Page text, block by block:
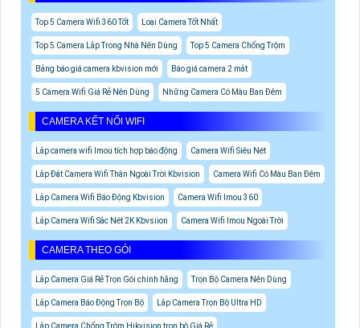
Top 5 Camera Wifi 360 Tốt Loại Camera Tốt Nhất
Top 5 Camera Lắp Trong Nhà Nên Dùng Top 5 Camera Chống Trộm
Bảng báo giá camera kbvision mới Báo giá camera 2 mắt
5 Camera Wifi Giá Rẻ Nên Dùng Những Camera Có Màu Ban Đêm
CAMERA KẾT NỐI WIFI
Lắp camera wifi Imou tích hợp báo động Camera Wifi Siêu Nét
Lắp Đặt Camera Wifi Thân Ngoài Trời Kbvision Camera Wifi Có Màu Ban Đêm
Lắp Camera Wifi Báo Động Kbvision Camera Wifi Imou 360
Lắp Camera Wifi Sắc Nét 2K Kbvsiion Camera Wifi Imou Ngoài Trời
CAMERA THEO GÓI
Lắp Camera Giá Rẻ Trọn Gói chính hãng Trọn Bộ Camera Nên Dùng
Lắp Camera Báo Động Trọn Bộ Lắp Camera Trọn Bộ Ultra HD